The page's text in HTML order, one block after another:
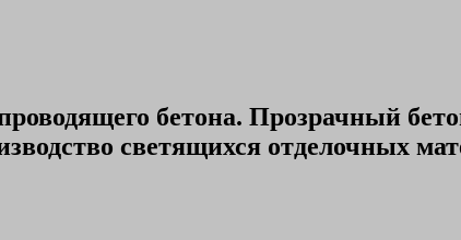
бетона. Прозрачный
светящихся отделочных